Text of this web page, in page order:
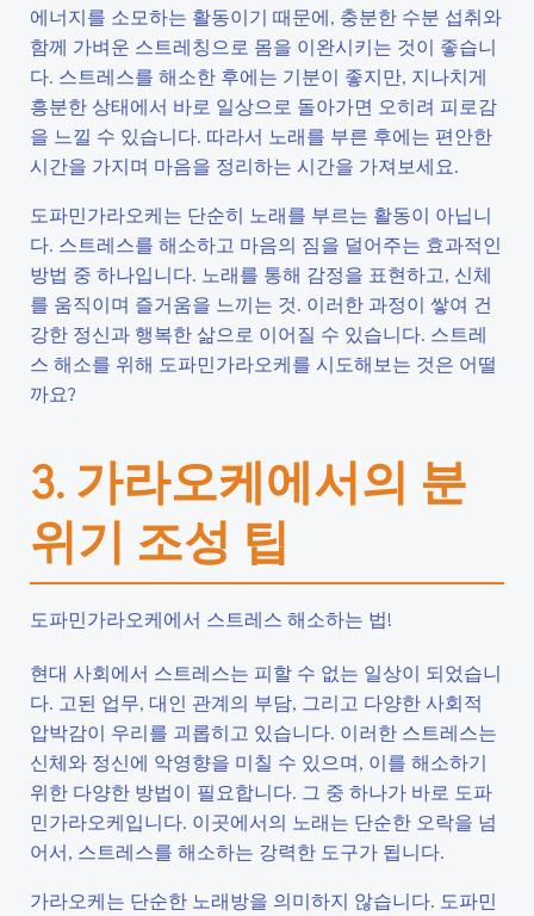
에너지를 소모하는 활동이기 때문에, 충분한 수분 섭취와
함께 가벼운 스트레칭으로 몸을 이완시키는 것이 좋습니
다. 스트레스를 해소한 후에는 기분이 좋지만, 지나치게
흥분한 상태에서 바로 일상으로 돌아가면 오히려 피로감
을 느낄 수 있습니다. 따라서 노래를 부른 후에는 편안한
시간을 가지며 마음을 정리하는 시간을 가져보세요.
도파민가라오케는 단순히 노래를 부르는 활동이 아닙니
다. 스트레스를 해소하고 마음의 짐을 덜어주는 효과적인
방법 중 하나입니다. 노래를 통해 감정을 표현하고, 신체
를 움직이며 즐거움을 느끼는 것. 이러한 과정이 쌓여 건
강한 정신과 행복한 삶으로 이어질 수 있습니다. 스트레
스 해소를 위해 도파민가라오케를 시도해보는 것은 어떨
까요?
3. 가라오케에서의 분
위기 조성 팁
도파민가라오케에서 스트레스 해소하는 법!
현대 사회에서 스트레스는 피할 수 없는 일상이 되었습니
다. 고된 업무, 대인 관계의 부담, 그리고 다양한 사회적
압박감이 우리를 괴롭히고 있습니다. 이러한 스트레스는
신체와 정신에 악영향을 미칠 수 있으며, 이를 해소하기
위한 다양한 방법이 필요합니다. 그 중 하나가 바로 도파
민가라오케입니다. 이곳에서의 노래는 단순한 오락을 넘
어서, 스트레스를 해소하는 강력한 도구가 됩니다.
가라오케는 단순한 노래방을 의미하지 않습니다. 도파민